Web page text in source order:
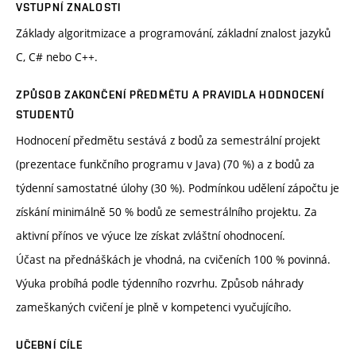
VSTUPNÍ ZNALOSTI
Základy algoritmizace a programování, základní znalost jazyků
C, C# nebo C++.
ZPŮSOB ZAKONČENÍ PŘEDMĚTU A PRAVIDLA HODNOCENÍ
STUDENTŮ
Hodnocení předmětu sestává z bodů za semestrální projekt
(prezentace funkčního programu v Java) (70 %) a z bodů za
týdenní samostatné úlohy (30 %). Podmínkou udělení zápočtu je
získání minimálně 50 % bodů ze semestrálního projektu. Za
aktivní přínos ve výuce lze získat zvláštní ohodnocení.
Účast na přednáškách je vhodná, na cvičeních 100 % povinná.
Výuka probíhá podle týdenního rozvrhu. Způsob náhrady
zameškaných cvičení je plně v kompetenci vyučujícího.
UČEBNÍ CÍLE